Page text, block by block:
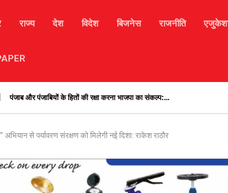
राज्य देश विदेश बिजनेस राजनीति
लैंडस्लाइड के कारण चंबा-भरमौर मार्ग अवरुद्ध, हजारों टूरिस्ट फंसे, मोबाइल सिगनल...
अभियान से पर्यावरण संरक्षण को मिलेगी नई दिशा: राकेश राठौर